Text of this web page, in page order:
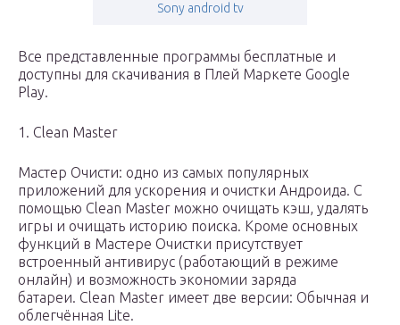
Sony android tv
Все представленные программы бесплатные и
доступны для скачивания в Плей Маркете Google
Play.
1. Clean Master
Мастер Очисти: одно из самых популярных
приложений для ускорения и очистки Андроида. С
помощью Clean Master можно очищать кэш, удалять
игры и очищать историю поиска. Кроме основных
функций в Мастере Очистки присутствует
встроенный антивирус (работающий в режиме
онлайн) и возможность экономии заряда
батареи. Clean Master имеет две версии: Обычная и
облегчённая Lite.